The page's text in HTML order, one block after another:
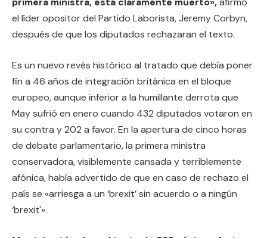
el líder opositor del Partido Laborista, Jeremy Corbyn,
después de que los diputados rechazaran el texto.
Es un nuevo revés histórico al tratado que debía poner
fin a 46 años de integración británica en el bloque
europeo, aunque inferior a la humillante derrota que
May sufrió en enero cuando 432 diputados votaron en
su contra y 202 a favor. En la apertura de cinco horas
de debate parlamentario, la primera ministra
conservadora, visiblemente cansada y terriblemente
afónica, había advertido de que en caso de rechazo el
país se «arriesga a un ‘brexit’ sin acuerdo o a ningún
‘brexit'».